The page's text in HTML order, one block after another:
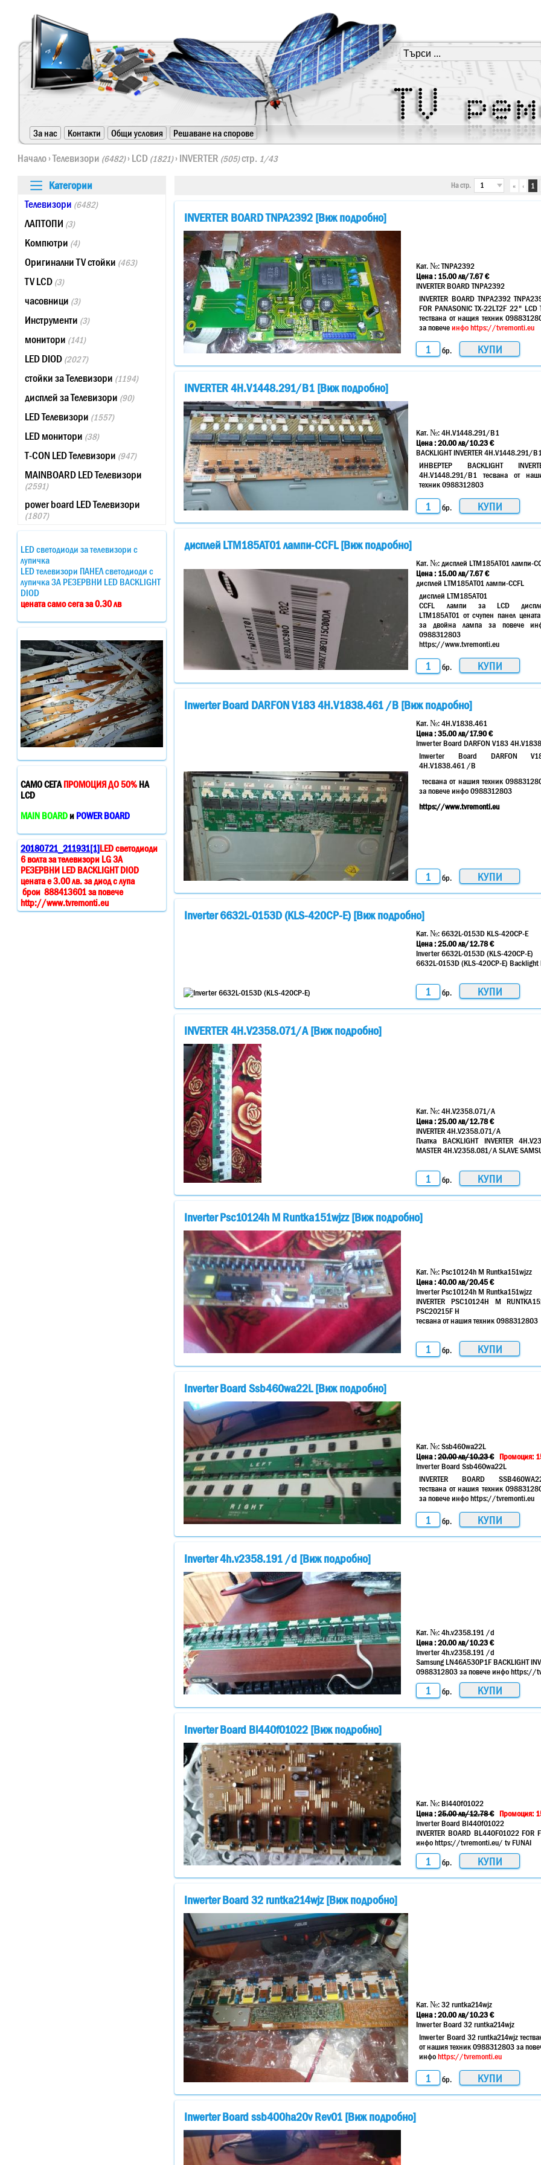
За нас Контакти Общи условия
Решаване на спорове
https://www.high-endrolex.com/24
Начало ›Телевизори (6482)› LCD (1821)› INVERTER (505)стр. 1/43
Категории
Телевизори (6482)
ЛАПТОПИ (3)
Компютри (4)
Оригинални TV стойки (463)
TV LCD (3)
часовници (3)
Инструменти (3)
монитори (141)
LED DIOD (2027)
стойки за Телевизори (1194)
дисплей за Телевизори (90)
LED Телевизори (1557)
LED монитори (38)
T-CON LED Телевизори (947)
MAINBOARD LED Телевизори
(2591)
power board LED Телевизори
(1807)
LED светодиоди за телевизори с
лупичка
LED телевизори ПАНЕЛ светодиоди с
лупичка ЗА РЕЗЕРВНИ LED BACKLIGHT
DIOD
цената само сега за 0.30 лв
САМО СЕГАПРОМОЦИЯ ДО 50% НА
LCD
MAIN BOARD и POWER BOARD
20180721_211931[1]LED светодиоди
6 волта за телевизори LG ЗА
РЕЗЕРВНИ LED BACKLIGHT DIOD
цената е 3.00 лв. за диод с лупа
брои 888413601 за повече
http://www.tvremonti.eu
На стр. « ‹ 1
INVERTER BOARD TNPA2392 [Виж подробно]
Кат. №:TNPA2392
Цена : 15.00лв/7.67 €
INVERTER BOARD TNPA2392
INVERTER BOARD TNPA2392
FOR PANASONIC TX-22LT2F 22" LCD
тествана от нащия техник
за повечеинфо https://tvremonti.eu
бр.
INVERTER 4H.V1448.291/B1 [Виж подробно]
Кат. №:4H.V1448.291/B1
Цена :20.00лв/10.23 €
BACKLIGHT INVERTER 4H.V1448.291/B1
ИНВЕРТЕР BACKLIGHT
4H.V1448.291/B1 тесвана от
техник 0988312803
бр.
дисплей LTM185AT01 лампи-CCFL [Виж подробно]
Кат. №:дисплей LTM185AT01 лампи-
Цена : 15.00лв/7.67 €
дисплей LTM185AT01 лампи-CCFL
дисплей LTM185AT01
CCFL лампи за LCD
LTM185AT01 от счупен панел
за двойна лампа за повече
0988312803
https://www.tvremonti.eu
бр.
Inwerter Board DARFON V183 4H.V1838.461 /B [Виж подробно]
Кат. №:4H.V1838.461
Цена :35.00лв/17.90 €
Inwerter Board DARFON V183
Inwerter Board DARFON
4H.V1838.461 /B
тесвана от нашия техник
за повече инфо 0988312803
https://www.tvremonti.eu
бр.
Inverter 6632L-0153D (KLS-420CP-E) [Виж подробно]
Кат. №:6632L-0153D KLS-420CP-E
Цена :25.00лв/12.78 €
Inverter 6632L-0153D (KLS-420CP-E)
6632L-0153D (KLS-420CP-E)
бр.
INVERTER 4H.V2358.071/A [Виж подробно]
Кат. №:4H.V2358.071/A
Цена :25.00лв/12.78 €
INVERTER 4H.V2358.071/A
Платка BACKLIGHT INVERTER
MASTER 4H.V2358.081/A SLAVE
бр.
Inverter Psc10124h M Runtka151wjzz [Виж подробно]
Кат. №:Psc10124h M Runtka151wjzz
Цена :40.00лв/20.45 €
Inverter Psc10124h M Runtka151wjzz
INVERTER PSC10124H M
PSC20215F H
тесвана от нашия техник 0988312803
бр.
Inverter Board Ssb460wa22L [Виж подробно]
Кат. №:Ssb460wa22L
Цена :20.00лв/10.23 € Промоция:
Inverter Board Ssb460wa22L
INVERTER BOARD
тествана от нашия техник
за повече инфо https://tvremonti.eu
бр.
Inverter 4h.v2358.191 /d [Виж подробно]
Кат. №:4h.v2358.191 /d
Цена :20.00лв/10.23 €
Inverter 4h.v2358.191 /d
Samsung LN46A530P1F BACKLIGHT
0988312803 за повече инфо https://
бр.
Inverter Board Bl440f01022 [Виж подробно]
Кат. №:Bl440f01022
Цена :25.00лв/12.78 € Промоция:
Inverter Board Bl440f01022
INVERTER BOARD BL440F01022
инфо https://tvremonti.eu/ tv FUNAI
бр.
Inwerter Board 32 runtka214wjz [Виж подробно]
Кат. №:32 runtka214wjz
Цена :20.00лв/10.23 €
Inwerter Board 32 runtka214wjz
Inwerter Board 32 runtka214wjz
от нашия техник 0988312803 за
инфоhttps://tvremonti.eu
бр.
Inwerter Board ssb400ha20v Rev01 [Виж подробно]